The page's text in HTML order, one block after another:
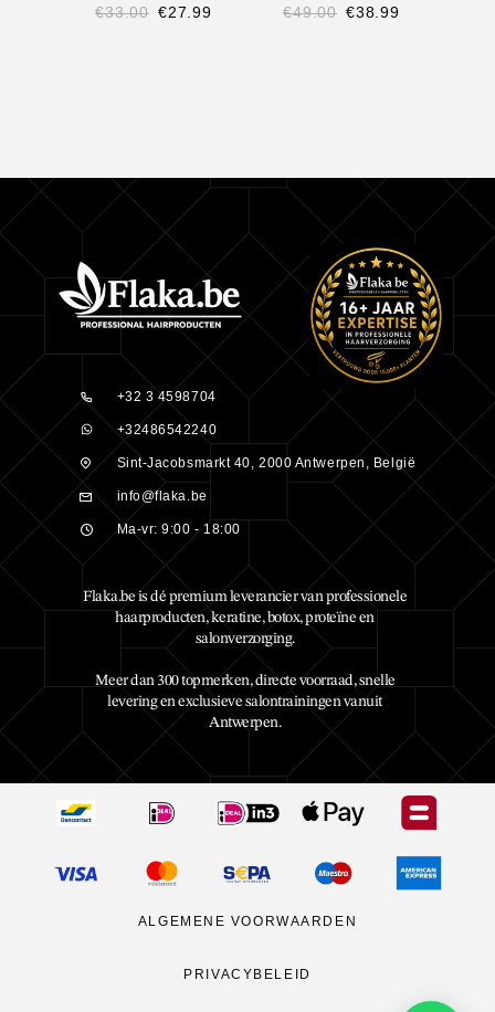
€33.00 €27.99 €49.00 €38.99
+32 3 4598704
+32486542240
Sint-Jacobsmarkt 40, 2000 Antwerpen, België
info@flaka.be
Ma-vr: 9:00 - 18:00
Flaka.be is dé premium leverancier van professionele
haarproducten, keratine, botox, proteïne en
salonverzorging.
Meer dan 300 topmerken, directe voorraad, snelle
levering en exclusieve salontrainingen vanuit
Antwerpen.
ALGEMENE VOORWAARDEN
PRIVACYBELEID